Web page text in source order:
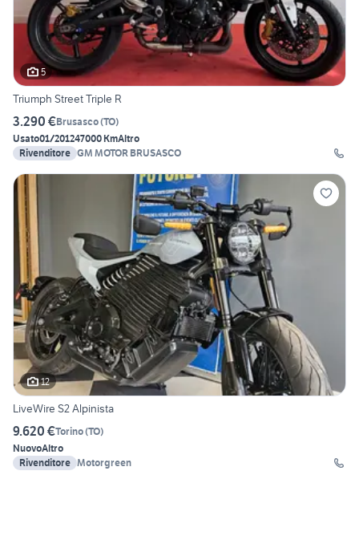
5
Triumph Street Triple R
3.290 €Brusasco(TO)
Usato01/201247000 KmAltro
Rivenditore GM MOTOR BRUSASCO
12
LiveWire S2 Alpinista
9.620 €Torino(TO)
NuovoAltro
Rivenditore Motorgreen